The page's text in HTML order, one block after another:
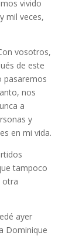
vivido
mil veces,
vosotros,
de este
pasaremos
nos
a
y
en mi vida.
tampoco
otra
ayer
Dominique